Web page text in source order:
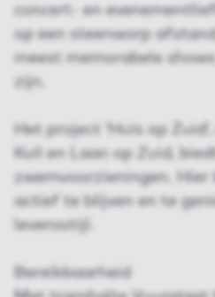
concert- en
op een steenworp
meest memorabele
zijn.
Het project ‘Huis op
Kuil en Laan op Zuid,
zwemvoorzieningen.
actief te blijven en te
levensstijl.
Bereikbaarheid